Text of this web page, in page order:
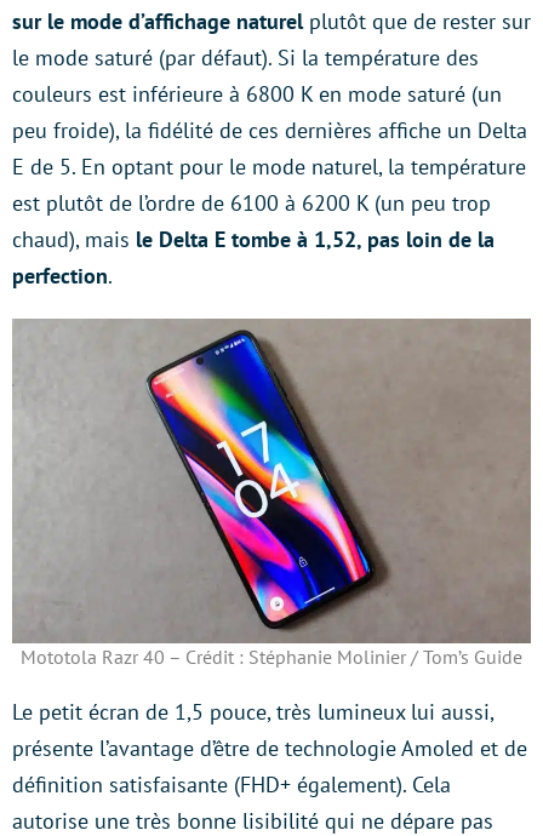
sur le mode d’affichage naturelplutôt que de rester sur
le mode saturé (par défaut). Si la température des
couleurs est inférieure à 6800 K en mode saturé (un
peu froide), la fidélité de ces dernières affiche un Delta
E de 5. En optant pour le mode naturel, la température
est plutôt de l’ordre de 6100 à 6200 K (un peu trop
chaud), mais le Delta E tombe à 1,52, pas loin de la
perfection.
Mototola Razr 40 – Crédit : Stéphanie Molinier / Tom’s Guide
Le petit écran de 1,5 pouce, très lumineux lui aussi,
présente l’avantage d’être de technologie Amoled et de
définition satisfaisante (FHD+ également). Cela
autorise une très bonne lisibilité qui ne dépare pas